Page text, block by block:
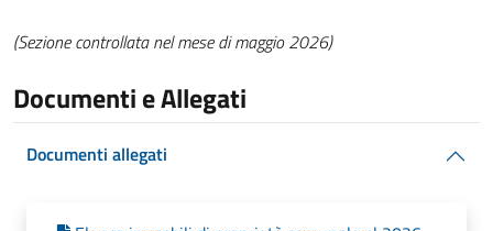
(Sezione controllata nel mese di maggio 2026)
Documenti e Allegati
Documenti allegati